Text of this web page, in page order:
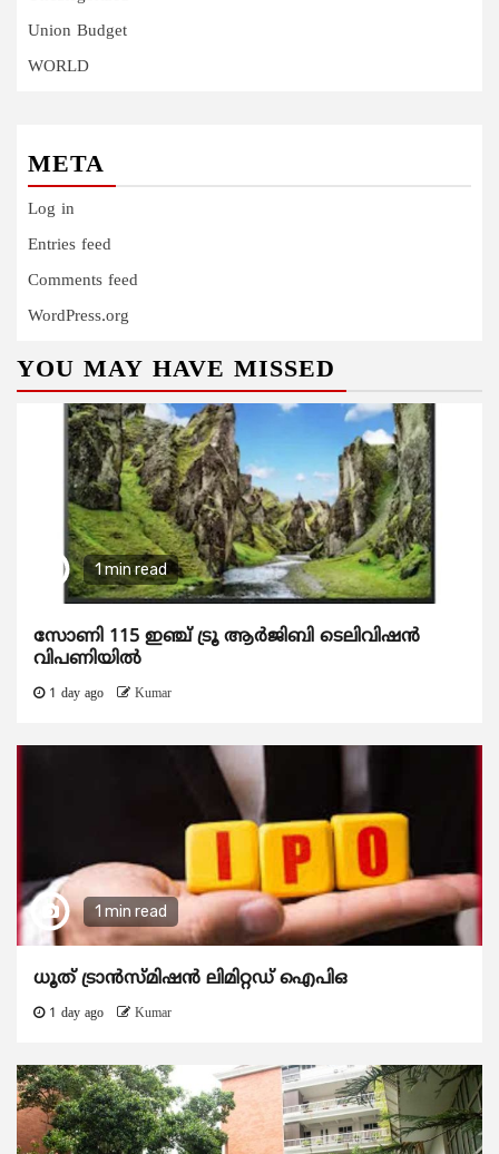
Union Budget
WORLD
META
Log in
Entries feed
Comments feed
WordPress.org
YOU MAY HAVE MISSED
1 min read
സോണി 115 ഇഞ്ച് ട്രൂ ആർജിബി ടെലിവിഷൻ
വിപണിയിൽ
1 day ago Kumar
1 min read
ധൂത് ട്രാൻസ്മിഷൻ ലിമിറ്റഡ് ഐപിഒ
1 day ago Kumar